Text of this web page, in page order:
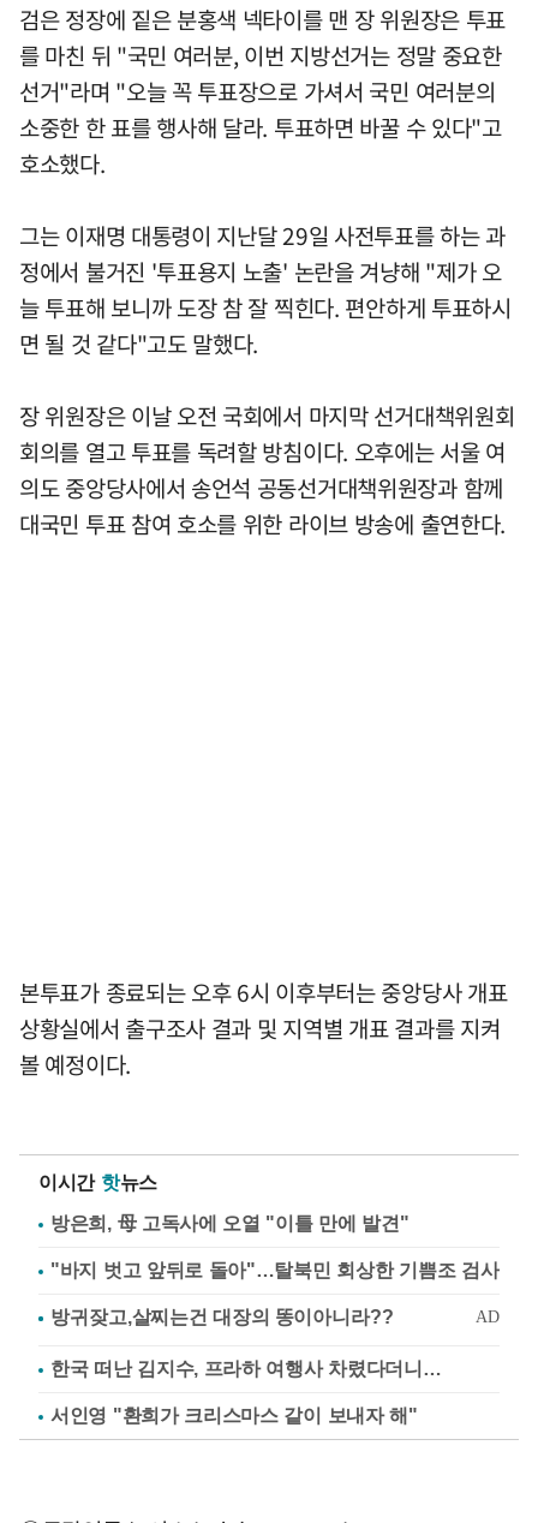
검은 정장에 짙은 분홍색 넥타이를 맨 장 위원장은 투표
를 마친 뒤 "국민 여러분, 이번 지방선거는 정말 중요한
선거"라며 "오늘 꼭 투표장으로 가셔서 국민 여러분의
소중한 한 표를 행사해 달라. 투표하면 바꿀 수 있다"고
호소했다.
그는 이재명 대통령이 지난달 29일 사전투표를 하는 과
정에서 불거진 '투표용지 노출' 논란을 겨냥해 "제가 오
늘 투표해 보니까 도장 참 잘 찍힌다. 편안하게 투표하시
면 될 것 같다"고도 말했다.
장 위원장은 이날 오전 국회에서 마지막 선거대책위원회
회의를 열고 투표를 독려할 방침이다. 오후에는 서울 여
의도 중앙당사에서 송언석 공동선거대책위원장과 함께
대국민 투표 참여 호소를 위한 라이브 방송에 출연한다.
본투표가 종료되는 오후 6시 이후부터는 중앙당사 개표
상황실에서 출구조사 결과 및 지역별 개표 결과를 지켜
볼 예정이다.
이시간 핫뉴스
방은희, 母 고독사에 오열 "이틀 만에 발견"
"바지 벗고 앞뒤로 돌아"…탈북민 회상한 기쁨조 검사
한국 떠난 김지수, 프라하 여행사 차렸다더니…
서인영 "환희가 크리스마스 같이 보내자 해"